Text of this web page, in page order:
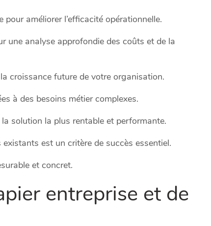
améliorer l’efficacité opérationnelle.
une analyse approfondie des coûts et de la
croissance future de votre organisation.
à des besoins métier complexes.
solution la plus rentable et performante.
est un critère de succès essentiel.
et concret.
entreprise et de